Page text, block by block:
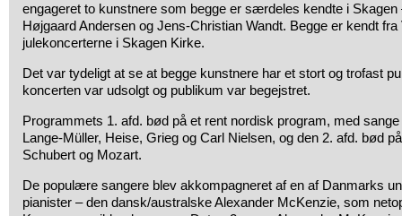
engageret to kunstnere som begge er særdeles kendte i Skagen
Højgaard Andersen og Jens-Christian Wandt. Begge er kendt
julekoncerterne i Skagen Kirke.
Det var tydeligt at se at begge kunstnere har et stort og trofast
koncerten var udsolgt og publikum var begejstret.
Programmets 1. afd. bød på et rent nordisk program, med
Lange-Müller, Heise, Grieg og Carl Nielsen, og den 2. afd. bød
Schubert og Mozart.
De populære sangere blev akkompagneret af en af Danmarks
pianister – den dansk/australske Alexander McKenzie, som